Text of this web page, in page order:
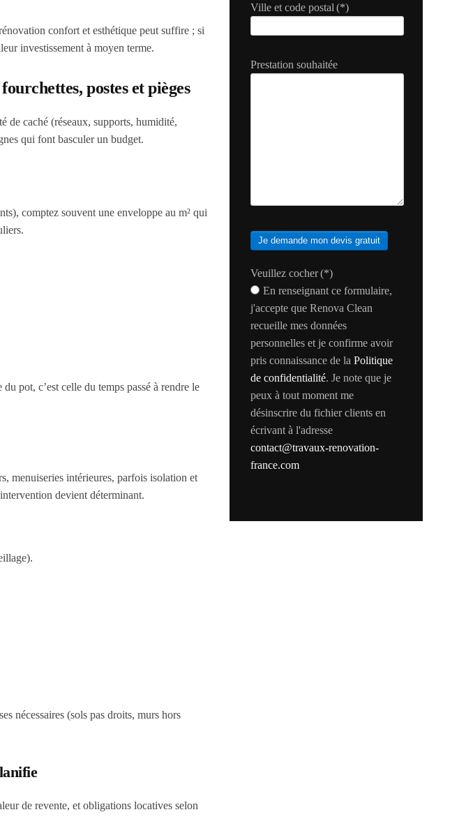
confort et esthétique peut suffire ; si
investissement à moyen terme.
postes et pièges
de caché (réseaux, supports, humidité,
qui font basculer un budget.
comptez souvent une enveloppe au m² qui
pot, c’est celle du temps passé à rendre le
menuiseries intérieures, parfois isolation et
devient déterminant.
nécessaires (sols pas droits, murs hors
de revente, et obligations locatives selon
Ville et code postal (*)
Prestation souhaitée
Je demande mon devis gratuit
Veuillez cocher (*)
En renseignant ce formulaire,
j'accepte que Renova Clean
recueille mes données
personnelles et je confirme avoir
pris connaissance de la Politique
de confidentialité. Je note que je
peux à tout moment me
désinscrire du fichier clients en
écrivant à l'adresse
contact@travaux-renovation-
france.com